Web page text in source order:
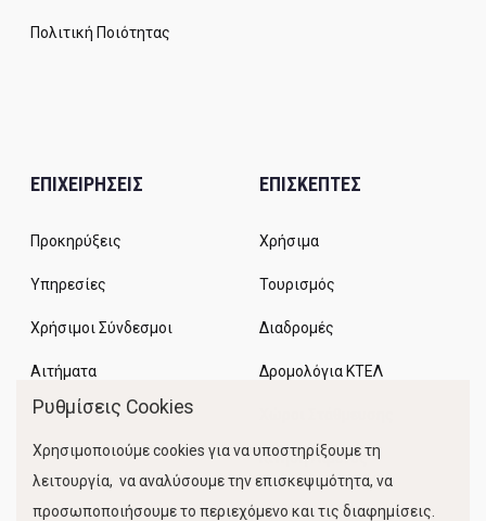
Πολιτική Ποιότητας
ΕΠΙΧΕΙΡΗΣΕΙΣ
Προκηρύξεις
Υπηρεσίες
Χρήσιμοι Σύνδεσμοι
Αιτήματα
ΕΠΙΣΚΕΠΤΕΣ
Χρήσιμα
Τουρισμός
Διαδρομές
Δρομολόγια ΚΤΕΛ
Κίνηση Λιμένος
Ρυθμίσεις Cookies
Χρησιμοποιούμε cookies για να υποστηρίξουμε τη
λειτουργία, να αναλύσουμε την επισκεψιμότητα, να
προσωποποιήσουμε το περιεχόμενο και τις διαφημίσεις.